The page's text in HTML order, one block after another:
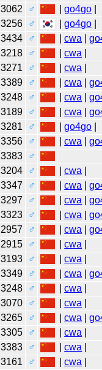
3062 ♂ |go4go
3256 ♂ |go4go
3434 ♂ |cwa |
3218 ♂ |cwa
3271 ♂ |cwa
3389 ♂ |cwa |
3248 ♂ |cwa |
3189 ♂ |cwa |
3281 ♂ |go4go
3356 ♂ |cwa |
3383
♂
3204 ♂ |cwa
3347 ♂ |cwa |
3297 ♂ |cwa |
3323 ♂ |cwa |
2957 ♂ |cwa |
2915 ♂ |cwa
3193 ♂ |cwa
3349 ♂ |cwa |
3248 ♂ |cwa
3070 ♂ |cwa
3265 ♂ |cwa |
3305 ♂ |cwa
3383 ♂ |cwa
3161 ♂ |cwa